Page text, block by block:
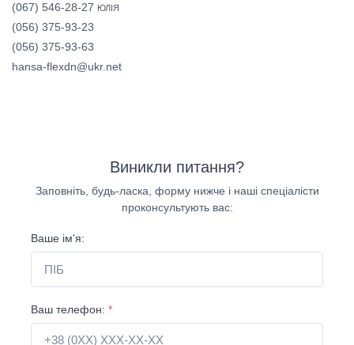
(067) 546-28-27 ЮЛІЯ
(056) 375-93-23
(056) 375-93-63
hansa-flexdn@ukr.net
Виникли питання?
Заповніть, будь-ласка, форму нижче і наші спеціалісти
проконсультують вас:
Ваше ім'я:
Ваш телефон: *